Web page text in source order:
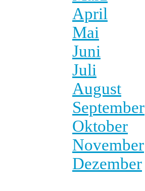
April
Mai
Juni
Juli
August
September
Oktober
November
Dezember